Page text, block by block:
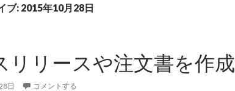
ブ: 2015年10月28日
リリースや注文書を作成
日 コメントする